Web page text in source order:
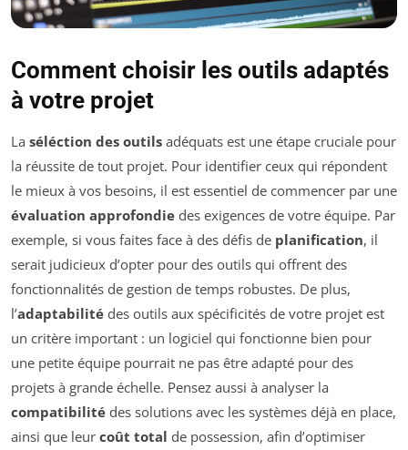
Comment choisir les outils adaptés
à votre projet
La séléction des outils adéquats est une étape cruciale pour
la réussite de tout projet. Pour identifier ceux qui répondent
le mieux à vos besoins, il est essentiel de commencer par une
évaluation approfondie des exigences de votre équipe. Par
exemple, si vous faites face à des défis de planification, il
serait judicieux d’opter pour des outils qui offrent des
fonctionnalités de gestion de temps robustes. De plus,
l’adaptabilité des outils aux spécificités de votre projet est
un critère important : un logiciel qui fonctionne bien pour
une petite équipe pourrait ne pas être adapté pour des
projets à grande échelle. Pensez aussi à analyser la
compatibilité des solutions avec les systèmes déjà en place,
ainsi que leur coût total de possession, afin d’optimiser